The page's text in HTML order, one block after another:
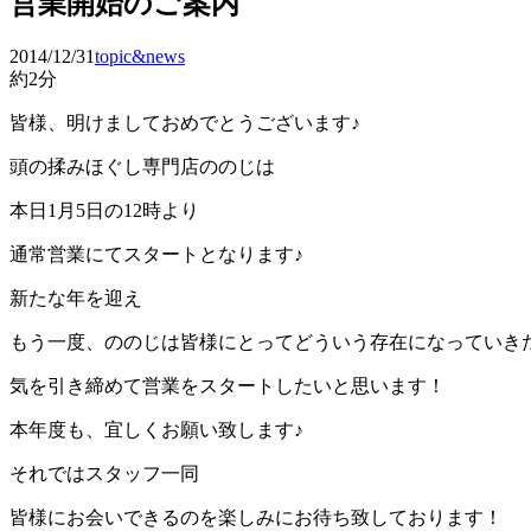
2014/12/31topic&news
約2分
皆様、明けましておめでとうございます♪
頭の揉みほぐし専門店ののじは
本日1月5日の12時より
通常営業にてスタートとなります♪
新たな年を迎え
もう一度、ののじは皆様にとってどういう存在になっていき
気を引き締めて営業をスタートしたいと思います！
本年度も、宜しくお願い致します♪
それではスタッフ一同
皆様にお会いできるのを楽しみにお待ち致しております！